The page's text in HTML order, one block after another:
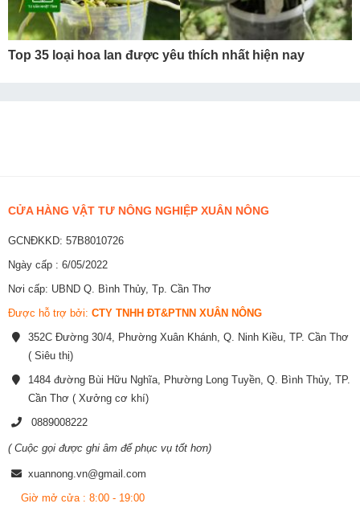
Top 35 loại hoa lan được yêu thích nhất hiện nay
CỬA HÀNG VẬT TƯ NÔNG NGHIỆP XUÂN NÔNG
GCNĐKKD: 57B8010726
Ngày cấp : 6/05/2022
Nơi cấp: UBND Q. Bình Thủy, Tp. Cần Thơ
Được hỗ trợ bởi: CTY TNHH ĐT&PTNN XUÂN NÔNG
352C Đường 30/4, Phường Xuân Khánh, Q. Ninh Kiều, TP. Cần Thơ
( Siêu thị)
1484 đường Bùi Hữu Nghĩa, Phường Long Tuyền, Q. Bình Thủy, TP.
Cần Thơ ( Xưởng cơ khí)
0889008222
( Cuộc gọi được ghi âm để phục vụ tốt hơn)
xuannong.vn@gmail.com
Giờ mở cửa : 8:00 - 19:00